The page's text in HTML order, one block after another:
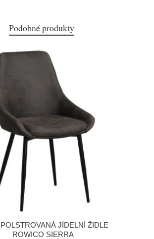
Podobné produkty
JÍDELNÍ ŽIDLE
ROWICO SIERRA